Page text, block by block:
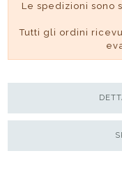
Le spedizioni sono
Tutti gli ordini